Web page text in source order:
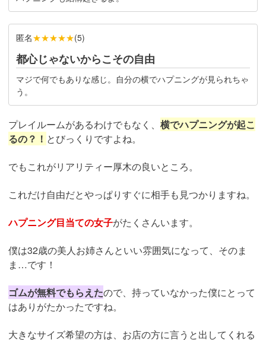
匿名★★★★★(5)
都心じゃないからこその自由
マジで何でもありな感じ。自分の横でハプニングが見られちゃ
う。
プレイルームがあるわけでもなく、 横でハプニングが起こ
るの？！ とびっくりですよね。
でもこれがリアリティー厚木の良いところ。
これだけ自由だとやっぱりすぐに相手も見つかりますね。
ハプニング目当ての女子がたくさんいます。
僕は32歳の美人お姉さんといい雰囲気になって、そのま
ま…です！
ゴムが無料でもらえたので、持っていなかった僕にとって
はありがたかったですね。
大きなサイズ希望の方は、お店の方に言うと出してくれる